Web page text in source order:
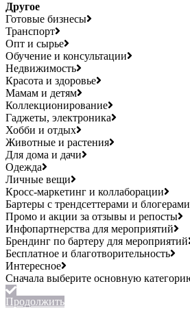
Другое
Готовые бизнесы
Транспорт
Опт и сырье
Обучение и консультации
Недвижимость
Красота и здоровье
Мамам и детям
Коллекционирование
Гаджеты, электроника
Хобби и отдых
Животные и растения
Для дома и дачи
Одежда
Личные вещи
Кросс-маркетинг и коллаборации
Бартеры с трендсеттерами и блогерами
Промо и акции за отзывы и репосты
Инфопартнерства для мероприятий
Брендинг по бартеру для мероприятий
Бесплатное и благотворительность
Интересное
Продолжить